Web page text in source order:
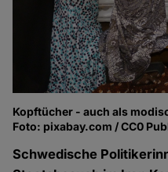
Kopftücher - auch als
Foto: pixabay.com / CC0
Schwedische